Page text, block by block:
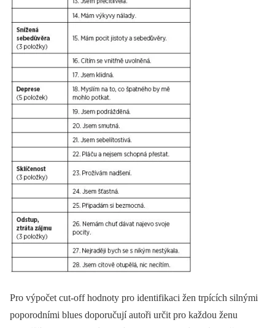
Pro výpočet cut-off hodnoty pro identifikaci žen trpících silnými
poporodními blues doporučují autoři určit pro každou ženu